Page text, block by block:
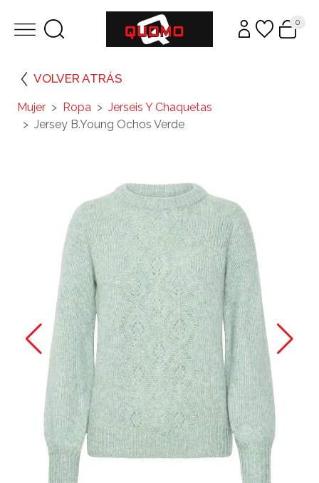
0
VOLVER ATRÁS
Mujer Ropa
Jerseis Y Chaquetas
Jersey B.Young Ochos Verde